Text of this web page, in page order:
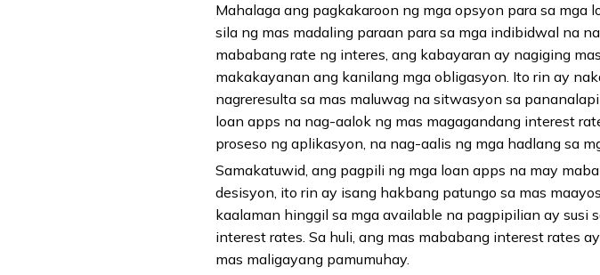
Mahalaga ang pagkakaroon ng mga opsyon para sa
sila ng mas madaling paraan para sa mga indibidwal na
mababang rate ng interes, ang kabayaran ay nagiging
makakayanan ang kanilang mga obligasyon. Ito rin ay
nagreresulta sa mas maluwag na sitwasyon sa
loan apps na nag-aalok ng mas magagandang interest
proseso ng aplikasyon, na nag-aalis ng mga hadlang sa
Samakatuwid, ang pagpili ng mga loan apps na may
desisyon, ito rin ay isang hakbang patungo sa mas
kaalaman hinggil sa mga available na pagpipilian ay susi
interest rates. Sa huli, ang mas mababang interest rates
mas maligayang pamumuhay.